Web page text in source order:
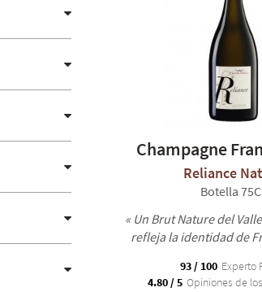
Champagne
Reliance
Botella
« Un Brut Nature del
refleja la identidad de
93 / 100 Experto
4.80 / 5 Opiniones de